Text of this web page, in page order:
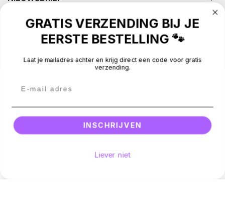
CONTACT
FacebookInstagramEmail
© 2026 -Silly Dog.
GRATIS VERZENDING BIJ JE
EERSTE BESTELLING 🐾
Laat je mailadres achter en krijg direct een code voor gratis
verzending.
INSCHRIJVEN
Liever niet